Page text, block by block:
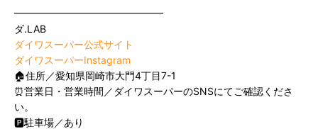
━━━━━━━━━━━━━━━
ダ.LAB
ダイワスーパー公式サイト
ダイワスーパーInstagram
🏠住所／愛知県岡崎市大門4丁目7-1
⏰営業日・営業時間／ダイワスーパーのSNSにてご確認くださ
い。
🅿️駐車場／あり